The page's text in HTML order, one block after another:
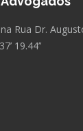
Rua Dr.
19.44’’